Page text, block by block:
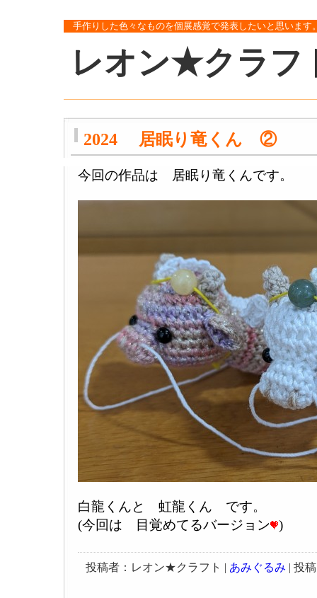
手作りした色々なものを個展感覚で発表したいと思いま
レオン★クラフ
2024 居眠り竜くん ②
今回の作品は 居眠り竜くんです。
白龍くんと 虹龍くん です。
(今回は 目覚めてるバージョン
)
投稿者：レオン★クラフト | あみぐるみ | 投